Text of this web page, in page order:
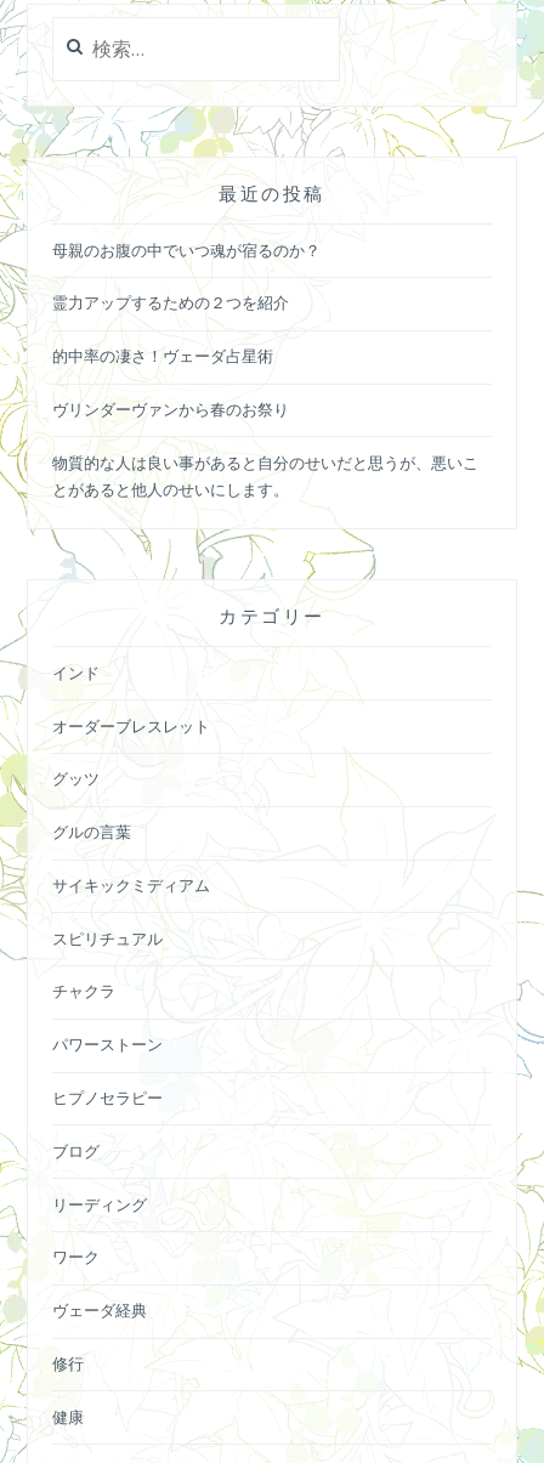
索:
最近の投稿
母親のお腹の中でいつ魂が宿るのか？
霊力アップするための２つを紹介
的中率の凄さ！ヴェーダ占星術
ヴリンダーヴァンから春のお祭り
物質的な人は良い事があると自分のせいだと思うが、悪いこ
とがあると他人のせいにします。
カテゴリー
インド
オーダーブレスレット
グッツ
グルの言葉
サイキックミディアム
スピリチュアル
チャクラ
パワーストーン
ヒプノセラピー
ブログ
リーディング
ワーク
ヴェーダ経典
修行
健康